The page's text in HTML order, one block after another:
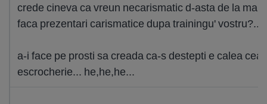
crede cineva ca vreun necarismatic d-asta de la
faca prezentari carismatice dupa trainingu' vostru?...
a-i face pe prosti sa creada ca-s destepti e calea cea
escrocherie... he,he,he...